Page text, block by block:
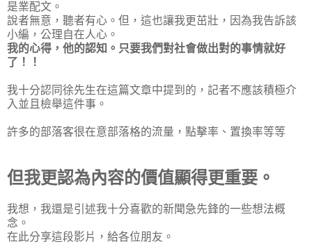
是業配文。
說者無意，聽者有心。但，這也讓我更茁壯，因為我告訴該
小編，公理自在人心。
我的心得，他的認知。只要我們對社會做出對的事情就好
了！！
我十分認同徐先生在這篇文章中提到的，記者不應該積極介
入並且檢舉這件事。
許多的部落客很在意部落格的流量，點擊率、置換率等等
但我更認為內容的價值顯得更重要。
我想，我還是引述我十分喜歡的新聞急先鋒的一些想法概
念。
在此分享這段影片，給各位朋友。